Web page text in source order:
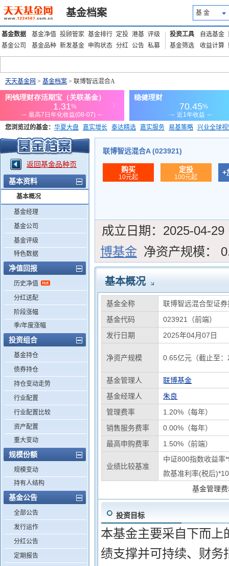
基金档案 基 金
基金数据 基金净值 投顾管家 基金排行 定投 港基 评级
基金公司
基金品种 新发基金 申购状态 分红 公告 私募
投资工具 自选基金
基金筛选
收益计算
天天基金网 > 基金档案 > 联博智远混合A
您浏览过的基金： 华夏大盘 嘉实增长 泰达精选 嘉实服务 易基策略 兴业全球
添富优势 华安宏利 上证180价值ETF
返回基金品种页
基本资料
基本概况
基金经理
基金公司
基金评级
特色数据
净值回报
历史净值
分红送配
阶段涨幅
季/年度涨幅
投资组合
基金持仓
债券持仓
持仓变动走势
行业配置
行业配置比较
资产配置
重大变动
规模份额
规模变动
持有人结构
基金公告
全部公告
发行运作
分红公告
定期报告
联博智远混合A (023921)
购买
10元起
定投
100元起
+
成立日期： 2025-04-29
博基金 净资产规模：
基本概况
基金全称
联博智远混合型证
基金代码
023921（前端）
发行日期
2025年04月07日
净资产规模 0.65亿元（截止至
基金管理人
联博基金
基金经理人
朱良
管理费率
1.20%（每年）
销售服务费率
0.00%（每年）
最高申购费率
1.50%（前端）
业绩比较基准
中证800指数收益率
款基准利率(税后
基金管理
投资目标
本基金主要采自下而
绩支撑并可持续、财